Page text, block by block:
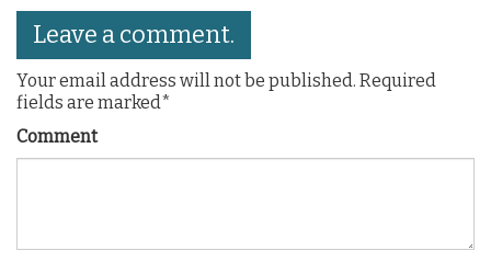
Leave a comment.
Your email address will not be published. Required
fields are marked*
Comment